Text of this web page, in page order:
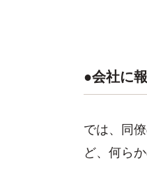
●会社に
では、同
ど、何ら